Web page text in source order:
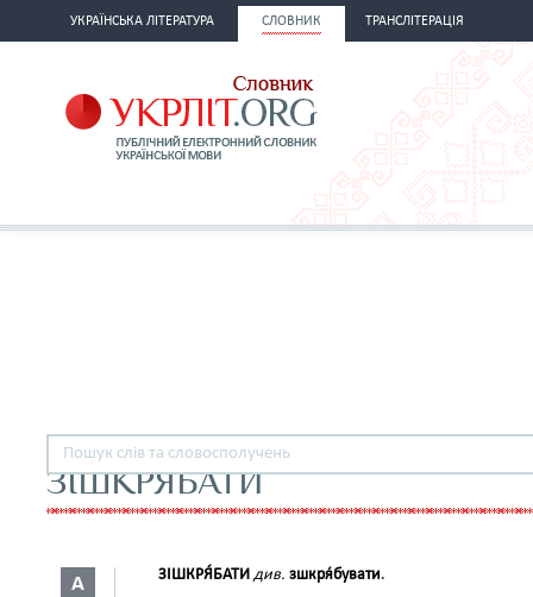
УКРАЇНСЬКА ЛІТЕРАТУРА СЛОВНИК ТРАНСЛІТЕРАЦІЯ
ЗІШКРЯБАТИ
А ЗІШКРЯ́БАТИ див. зшкря́бувати.